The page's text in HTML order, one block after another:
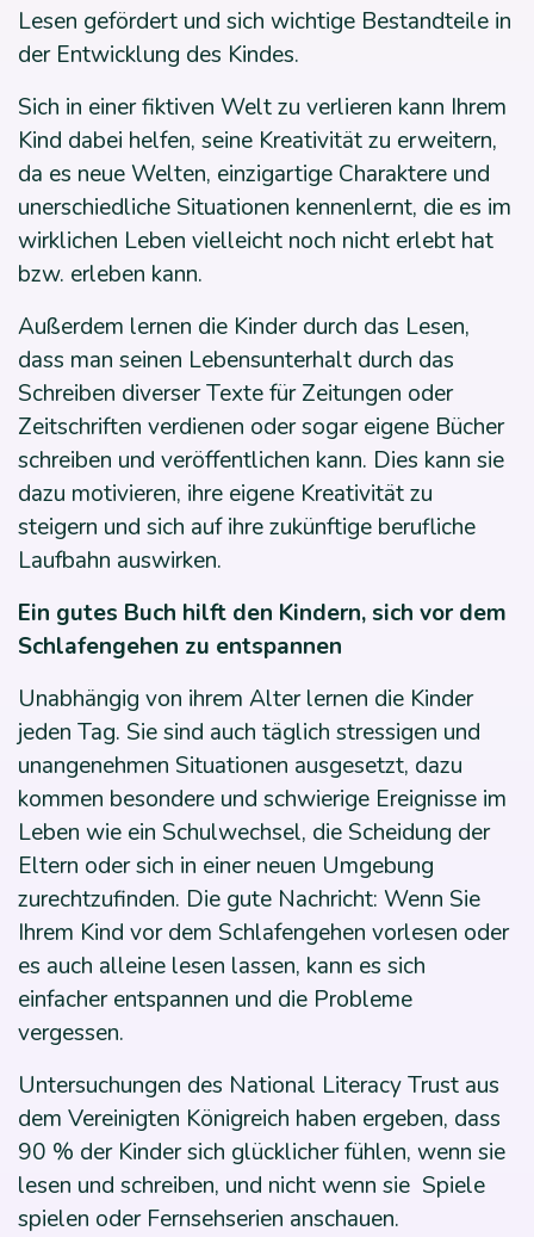
Lesen gefördert und sich wichtige Bestandteile in
der Entwicklung des Kindes.
Sich in einer fiktiven Welt zu verlieren kann Ihrem
Kind dabei helfen, seine Kreativität zu erweitern,
da es neue Welten, einzigartige Charaktere und
unerschiedliche Situationen kennenlernt, die es im
wirklichen Leben vielleicht noch nicht erlebt hat
bzw. erleben kann.
Außerdem lernen die Kinder durch das Lesen,
dass man seinen Lebensunterhalt durch das
Schreiben diverser Texte für Zeitungen oder
Zeitschriften verdienen oder sogar eigene Bücher
schreiben und veröffentlichen kann. Dies kann sie
dazu motivieren, ihre eigene Kreativität zu
steigern und sich auf ihre zukünftige berufliche
Laufbahn auswirken.
Ein gutes Buch hilft den Kindern, sich vor dem
Schlafengehen zu entspannen
Unabhängig von ihrem Alter lernen die Kinder
jeden Tag. Sie sind auch täglich stressigen und
unangenehmen Situationen ausgesetzt, dazu
kommen besondere und schwierige Ereignisse im
Leben wie ein Schulwechsel, die Scheidung der
Eltern oder sich in einer neuen Umgebung
zurechtzufinden. Die gute Nachricht: Wenn Sie
Ihrem Kind vor dem Schlafengehen vorlesen oder
es auch alleine lesen lassen, kann es sich
einfacher entspannen und die Probleme
vergessen.
Untersuchungen des National Literacy Trust aus
dem Vereinigten Königreich haben ergeben, dass
90 % der Kinder sich glücklicher fühlen, wenn sie
lesen und schreiben, und nicht wenn sie Spiele
spielen oder Fernsehserien anschauen.